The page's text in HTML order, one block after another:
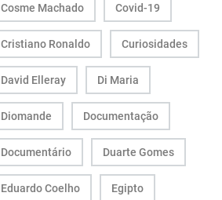
Cosme Machado Covid-19
Cristiano Ronaldo Curiosidades
David Elleray Di Maria
Diomande Documentação
Documentário Duarte Gomes
Eduardo Coelho Egipto